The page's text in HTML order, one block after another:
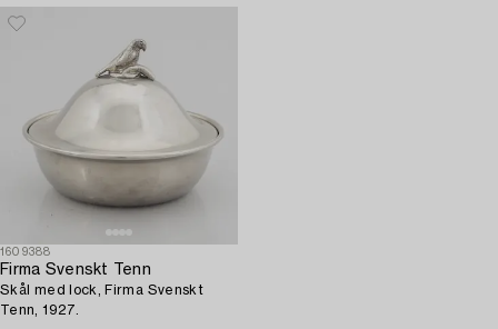
1609388
Firma Svenskt Tenn
Skål med lock, Firma Svenskt
Tenn, 1927.